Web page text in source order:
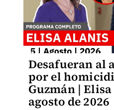
Desafueran al
por el
Guzmán |
agosto de 2026